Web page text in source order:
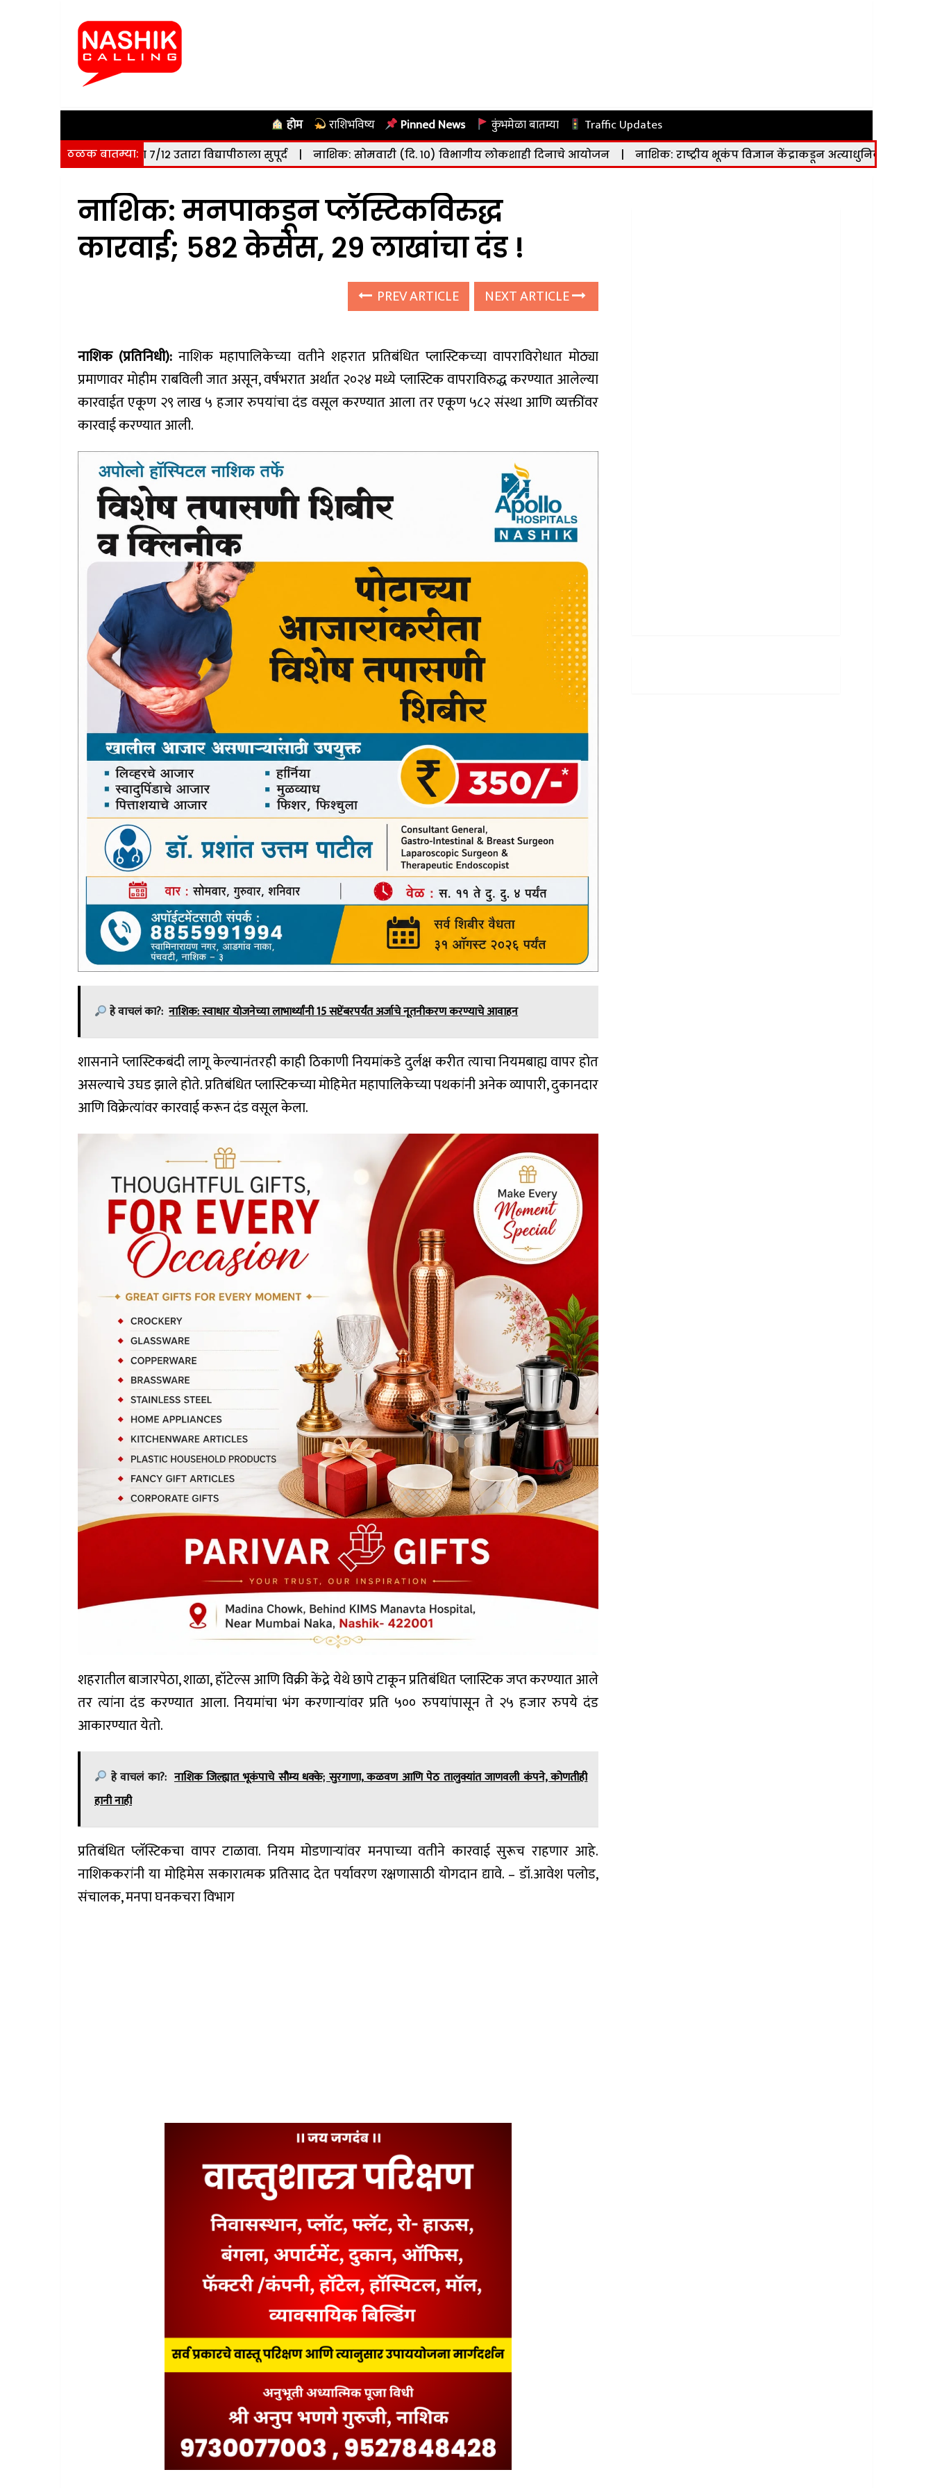
होम राशिभविष्य Pinned News कुंभमेळा बातम्या Traffic Updates
ठळक बातम्या:
जमिनीचा ७/१२ उतारा विद्यापीठाला सुपूर्द | नाशिक: सोमवारी (दि. १०) विभागीय लोकशाही दिनाचे आयोजन | नाशिक: राष्ट्रीय भूकंप विज्ञान केंद्राकडून अत्याधुनिक भूकंप मापन केंद्र
नाशिक: मनपाकडून प्लॅस्टिकविरुद्ध
कारवाई; ५८२ केसेस, २९ लाखांचा दंड !
PREV ARTICLE NEXT ARTICLE
नाशिक (प्रतिनिधी): नाशिक महापालिकेच्या वतीने शहरात प्रतिबंधित प्लास्टिकच्या वापराविरोधात मोठ्या
प्रमाणावर मोहीम राबविली जात असून, वर्षभरात अर्थात २०२४ मध्ये प्लास्टिक वापराविरुद्ध करण्यात आलेल्या
कारवाईत एकूण २९ लाख ५ हजार रुपयांचा दंड वसूल करण्यात आला तर एकूण ५८२ संस्था आणि व्यक्तींवर
कारवाई करण्यात आली.
हे वाचलं का?: नाशिक: स्वाधार योजनेच्या लाभार्थ्यांनी 15 सप्टेंबरपर्यंत अर्जाचे नूतनीकरण करण्याचे आवाहन
शासनाने प्लास्टिकबंदी लागू केल्यानंतरही काही ठिकाणी नियमांकडे दुर्लक्ष करीत त्याचा नियमबाह्य वापर होत
असल्याचे उघड झाले होते. प्रतिबंधित प्लास्टिकच्या मोहिमेत महापालिकेच्या पथकांनी अनेक व्यापारी, दुकानदार
आणि विक्रेत्यांवर कारवाई करून दंड वसूल केला.
शहरातील बाजारपेठा, शाळा, हॉटेल्स आणि विक्री केंद्रे येथे छापे टाकून प्रतिबंधित प्लास्टिक जप्त करण्यात आले
तर त्यांना दंड करण्यात आला. नियमांचा भंग करणाऱ्यांवर प्रति ५०० रुपयांपासून ते २५ हजार रुपये दंड
आकारण्यात येतो.
हे वाचलं का?: नाशिक जिल्ह्यात भूकंपाचे सौम्य धक्के; सुरगाणा, कळवण आणि पेठ तालुक्यांत जाणवली कंपने, कोणतीही
हानी नाही
प्रतिबंधित प्लॅस्टिकचा वापर टाळावा. नियम मोडणाऱ्यांवर मनपाच्या वतीने कारवाई सुरूच राहणार आहे.
नाशिककरांनी या मोहिमेस सकारात्मक प्रतिसाद देत पर्यावरण रक्षणासाठी योगदान द्यावे. – डॉ.आवेश पलोड,
संचालक, मनपा घनकचरा विभाग